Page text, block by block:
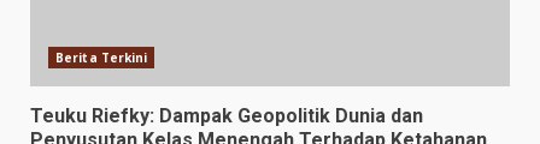
Berita Terkini
Teuku Riefky: Dampak Geopolitik Dunia dan